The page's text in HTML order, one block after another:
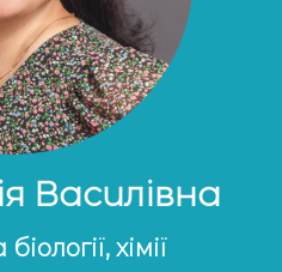
Василівна
хімії